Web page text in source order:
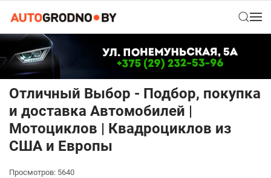
Отличный Выбор - Подбор, покупка
и доставка Автомобилей |
Мотоциклов | Квадроциклов из
США и Европы
Просмотров: 5640